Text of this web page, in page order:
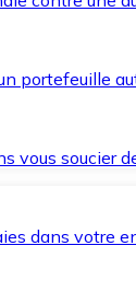
portefeuille
vous soucier
dans votre